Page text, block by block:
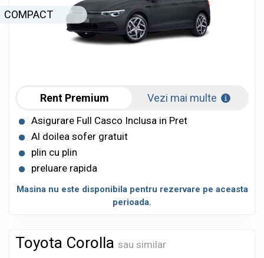
COMPACT
Rent Premium Vezi mai multe
Asigurare Full Casco Inclusa in Pret
Al doilea sofer gratuit
plin cu plin
preluare rapida
Masina nu este disponibila pentru rezervare pe aceasta
perioada.
Toyota Corolla sau similar